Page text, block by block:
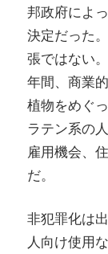
邦政府によ
決定だった
張ではない
年間、商業
植物をめぐ
ラテン系の
雇用機会、
だ。
非犯罪化は
人向け使用